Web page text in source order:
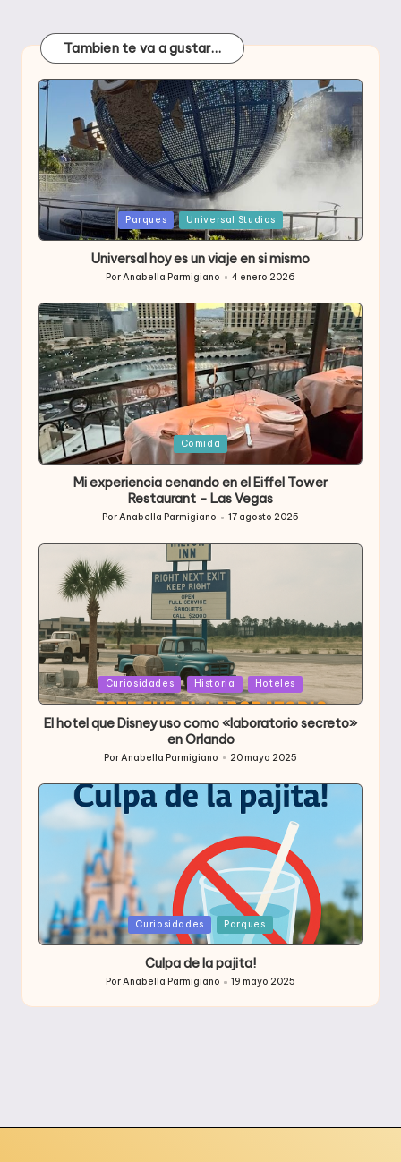
Tambien te va a gustar…
Publicada
en
Parques Universal Studios
Universal hoy es un viaje en si mismo
Publicado
por
PorAnabella Parmigiano 4 enero 2026
Publicada
en
Comida
Mi experiencia cenando en el Eiffel Tower
Restaurant – Las Vegas
PorAnabella Parmigiano 17 agosto 2025
Publicada
en
Curiosidades Historia Hoteles
El hotel que Disney uso como «laboratorio secreto»
en Orlando
Publicado
PorAnabella Parmigiano 20 mayo 2025
Publicada
en
Curiosidades Parques
Culpa de la pajita!
Publicado
por
PorAnabella Parmigiano 19 mayo 2025